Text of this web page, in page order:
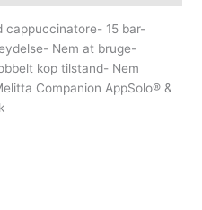
cappuccinatore- 15 bar-
Nem at bruge-
kop tilstand- Nem
Companion AppSolo® &